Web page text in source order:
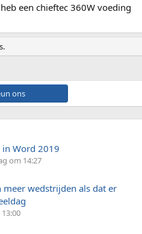
een chieftec 360W voeding
ons
in Word 2019
om 14:27
meer wedstrijden als dat er